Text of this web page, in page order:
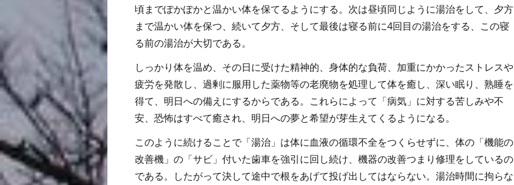
頃までぽかぽかと温かい体を保てるようにする。次は昼頃同じように湯治をして、夕方
まで温かい体を保つ、続いて夕方、そして最後は寝る前に4回目の湯治をする、この寝
る前の湯治が大切である。
しっかり体を温め、その日に受けた精神的、身体的な負荷、加重にかかったストレスや
疲労を発散し、過剰に服用した薬物等の老廃物を処理して体を癒し、深い眠り、熟睡を
得て、明日への備えにするからである。これらによって「病気」に対する苦しみや不
安、恐怖はすべて癒され、明日への夢と希望が芽生えてくるようになる。
このように続けることで「湯治」は体に血液の循環不全をつくらせずに、体の「機能の
改善機」の「サビ」付いた歯車を強引に回し続け、機器の改善つまり修理をしているの
である。したがって決して途中で根をあげて投げ出してはならない。湯治時間に拘らな